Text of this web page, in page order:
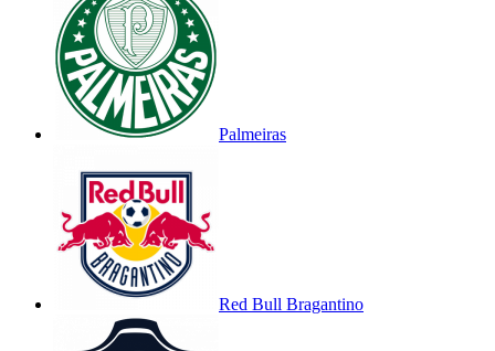
Palmeiras
Red Bull Bragantino